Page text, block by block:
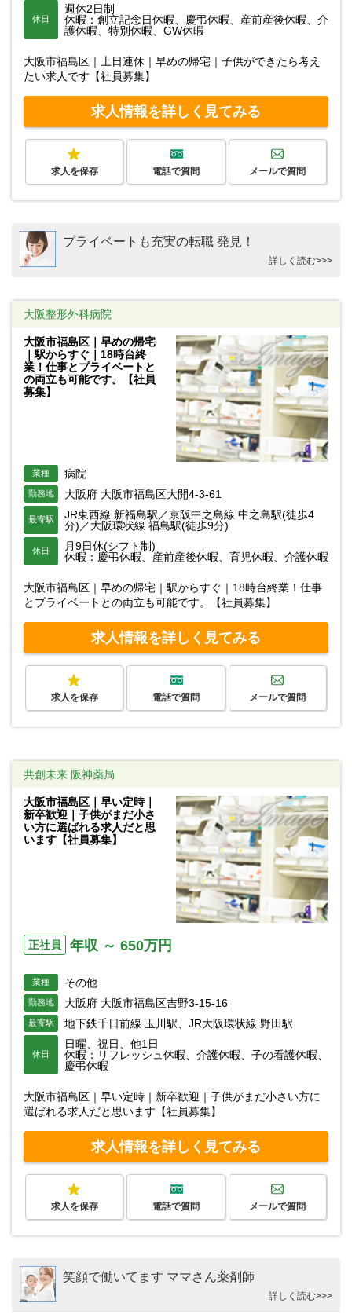
休日
週休2日制
休暇：創立記念日休暇、慶弔休暇、産前産後休暇、介
護休暇、特別休暇、GW休暇
大阪市福島区｜土日連休｜早めの帰宅｜子供ができたら考え
たい求人です【社員募集】
求人情報を詳しく見てみる
求人を保存 電話で質問 メールで質問
プライベートも充実の転職 発見！
詳しく読む>>>
大阪整形外科病院
大阪市福島区｜早めの帰宅
｜駅からすぐ｜18時台終
業！仕事とプライベートと
の両立も可能です。【社員
募集】
業種 病院
勤務地 大阪府 大阪市福島区大開4-3-61
最寄駅
JR東西線 新福島駅／京阪中之島線 中之島駅(徒歩4
分)／大阪環状線 福島駅(徒歩9分)
休日
月9日休(シフト制)
休暇：慶弔休暇、産前産後休暇、育児休暇、介護休暇
大阪市福島区｜早めの帰宅｜駅からすぐ｜18時台終業！仕事
とプライベートとの両立も可能です。【社員募集】
求人情報を詳しく見てみる
求人を保存 電話で質問 メールで質問
共創未来 阪神薬局
大阪市福島区｜早い定時｜
新卒歓迎｜子供がまだ小さ
い方に選ばれる求人だと思
います【社員募集】
正社員 年収 ～ 650万円
業種 その他
勤務地 大阪府 大阪市福島区吉野3-15-16
最寄駅 地下鉄千日前線 玉川駅、JR大阪環状線 野田駅
休日
日曜、祝日、他1日
休暇：リフレッシュ休暇、介護休暇、子の看護休暇、
慶弔休暇
大阪市福島区｜早い定時｜新卒歓迎｜子供がまだ小さい方に
選ばれる求人だと思います【社員募集】
求人情報を詳しく見てみる
求人を保存 電話で質問 メールで質問
笑顔で働いてます ママさん薬剤師
詳しく読む>>>